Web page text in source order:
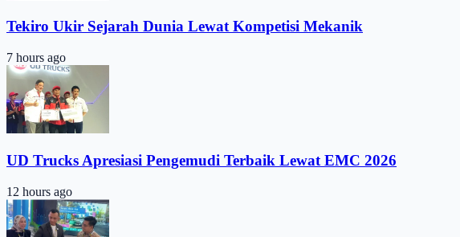
Tekiro Ukir Sejarah Dunia Lewat Kompetisi Mekanik
7 hours ago
UD Trucks Apresiasi Pengemudi Terbaik Lewat EMC 2026
12 hours ago